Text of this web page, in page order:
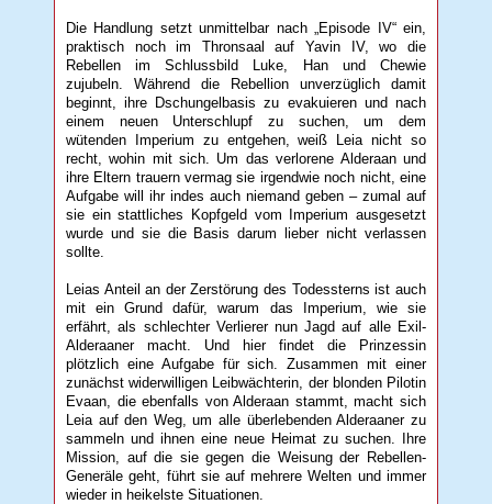
Die Handlung setzt unmittelbar nach „Episode IV“ ein,
praktisch noch im Thronsaal auf Yavin IV, wo die
Rebellen im Schlussbild Luke, Han und Chewie
zujubeln. Während die Rebellion unverzüglich damit
beginnt, ihre Dschungelbasis zu evakuieren und nach
einem neuen Unterschlupf zu suchen, um dem
wütenden Imperium zu entgehen, weiß Leia nicht so
recht, wohin mit sich. Um das verlorene Alderaan und
ihre Eltern trauern vermag sie irgendwie noch nicht, eine
Aufgabe will ihr indes auch niemand geben – zumal auf
sie ein stattliches Kopfgeld vom Imperium ausgesetzt
wurde und sie die Basis darum lieber nicht verlassen
sollte.
Leias Anteil an der Zerstörung des Todessterns ist auch
mit ein Grund dafür, warum das Imperium, wie sie
erfährt, als schlechter Verlierer nun Jagd auf alle Exil-
Alderaaner macht. Und hier findet die Prinzessin
plötzlich eine Aufgabe für sich. Zusammen mit einer
zunächst widerwilligen Leibwächterin, der blonden Pilotin
Evaan, die ebenfalls von Alderaan stammt, macht sich
Leia auf den Weg, um alle überlebenden Alderaaner zu
sammeln und ihnen eine neue Heimat zu suchen. Ihre
Mission, auf die sie gegen die Weisung der Rebellen-
Generäle geht, führt sie auf mehrere Welten und immer
wieder in heikelste Situationen.